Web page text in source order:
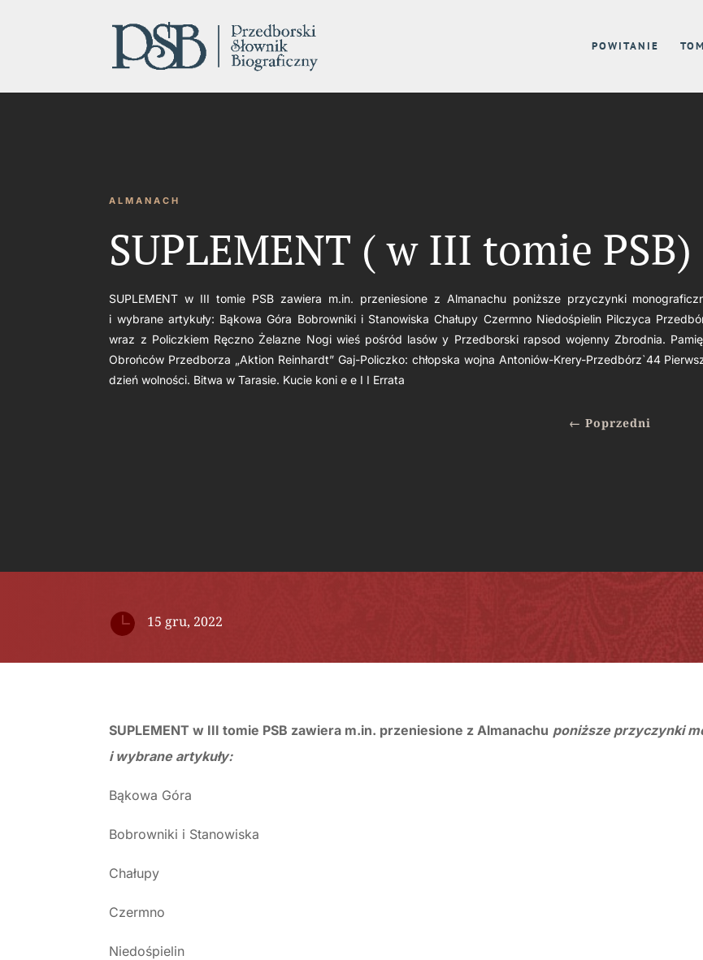
POWITANIE
ALMANACH
SUPLEMENT ( w III tomie PSB)
SUPLEMENT w III tomie PSB zawiera m.in. przeniesione z Almanachu poniższe przyczynki
i wybrane artykuły: Bąkowa Góra Bobrowniki i Stanowiska Chałupy Czermno Niedośpielin Pilczyca
wraz z Policzkiem Ręczno Żelazne Nogi wieś pośród lasów y Przedborski rapsod wojenny Zbrodnia.
Obrońców Przedborza „Aktion Reinhardt” Gaj-Policzko: chłopska wojna Antoniów-Krery-Przedbórz`44
dzień wolności. Bitwa w Tarasie. Kucie koni e e I I Errata
← Poprzedni
 15 gru, 2022
SUPLEMENT w III tomie PSB zawiera m.in. przeniesione z Almanachu poniższe przyczynki
i wybrane artykuły:
Bąkowa Góra
Bobrowniki i Stanowiska
Chałupy
Czermno
Niedośpielin